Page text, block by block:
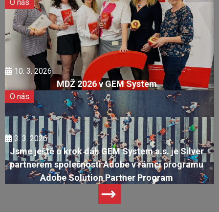
O nás
10. 3. 2026
MDŽ 2026 v GEM System
O nás
3. 3. 2026
Jsme ještě o krok dál: GEM System a.s. je Silver
partnerem společnosti Adobe v rámci programu
Adobe Solution Partner Program